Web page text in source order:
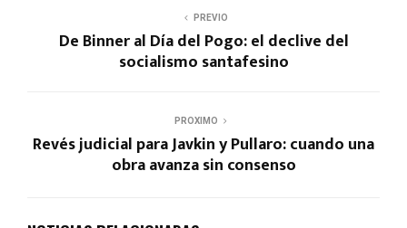
PREVIO
De Binner al Día del Pogo: el declive del
socialismo santafesino
PROXIMO
Revés judicial para Javkin y Pullaro: cuando una
obra avanza sin consenso